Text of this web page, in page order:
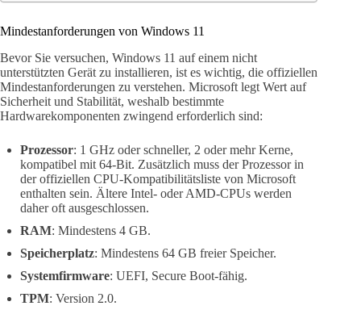
Mindestanforderungen von Windows 11
Bevor Sie versuchen, Windows 11 auf einem nicht
unterstützten Gerät zu installieren, ist es wichtig, die offiziellen
Mindestanforderungen zu verstehen. Microsoft legt Wert auf
Sicherheit und Stabilität, weshalb bestimmte
Hardwarekomponenten zwingend erforderlich sind:
Prozessor: 1 GHz oder schneller, 2 oder mehr Kerne,
kompatibel mit 64-Bit. Zusätzlich muss der Prozessor in
der offiziellen CPU-Kompatibilitätsliste von Microsoft
enthalten sein. Ältere Intel- oder AMD-CPUs werden
daher oft ausgeschlossen.
RAM: Mindestens 4 GB.
Speicherplatz: Mindestens 64 GB freier Speicher.
Systemfirmware: UEFI, Secure Boot-fähig.
TPM: Version 2.0.